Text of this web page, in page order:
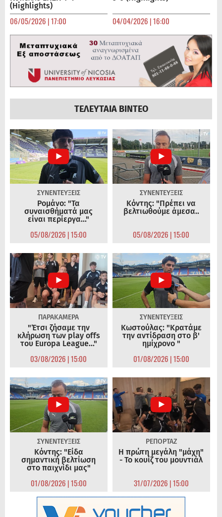
(Highlights)
06/05/2026 | 17:00 04/04/2026 | 16:00
ΤΕΛΕΥΤΑΙΑ ΒΙΝΤΕΟ
ΣΥΝΕΝΤΕΥΞΕΙΣ
Ρομάνο: "Τα
συναισθήματά μας
είναι περίεργα..."
05/08/2026 | 15:00
ΣΥΝΕΝΤΕΥΞΕΙΣ
Κόντης: "Πρέπει να
βελτιωθούμε άμεσα..
05/08/2026 | 15:00
ΠΑΡΑΚΑΜΕΡΑ
"Έτσι ζήσαμε την
κλήρωση των play offs
του Europa League..."
03/08/2026 | 15:00
ΣΥΝΕΝΤΕΥΞΕΙΣ
Κωστούλας: "Κρατάμε
την αντίδραση στο β'
ημίχρονο "
01/08/2026 | 15:00
ΣΥΝΕΝΤΕΥΞΕΙΣ
Κόντης: "Είδα
σημαντική βελτίωση
στο παιχνίδι μας"
01/08/2026 | 15:00
ΡΕΠΟΡΤΑΖ
Η πρώτη μεγάλη "μάχη"
- Το κουίζ του μουντιάλ
31/07/2026 | 15:00